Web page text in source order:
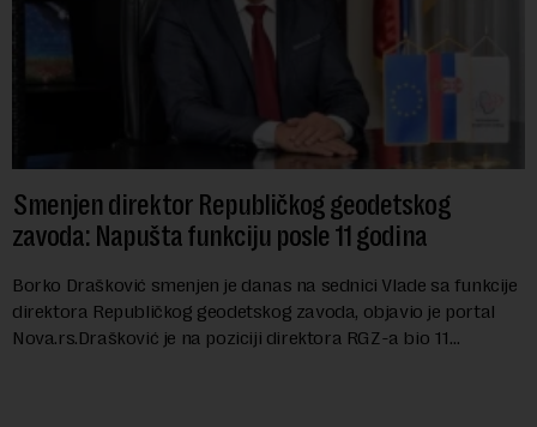
Smenjen direktor Republičkog geodetskog
zavoda: Napušta funkciju posle 11 godina
Borko Drašković smenjen je danas na sednici Vlade sa funkcije
direktora Republičkog geodetskog zavoda, objavio je portal
Nova.rs.Drašković je na poziciji direktora RGZ-a bio 11